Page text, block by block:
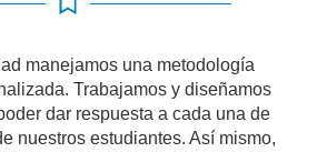
manejamos una metodología
Trabajamos y diseñamos
dar respuesta a cada una de
nuestros estudiantes. Así mismo,